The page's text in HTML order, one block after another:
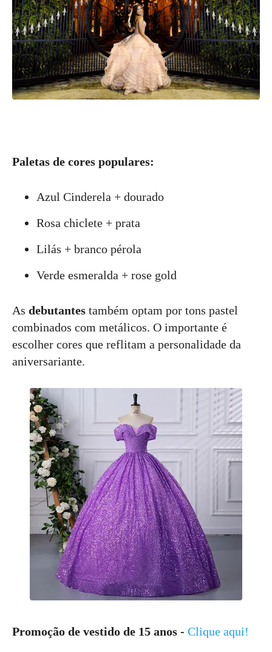
Paletas de cores populares:
Azul Cinderela + dourado
Rosa chiclete + prata
Lilás + branco pérola
Verde esmeralda + rose gold
As debutantes também optam por tons pastel
combinados com metálicos. O importante é
escolher cores que reflitam a personalidade da
aniversariante.
Promoção de vestido de 15 anos - Clique aqui!